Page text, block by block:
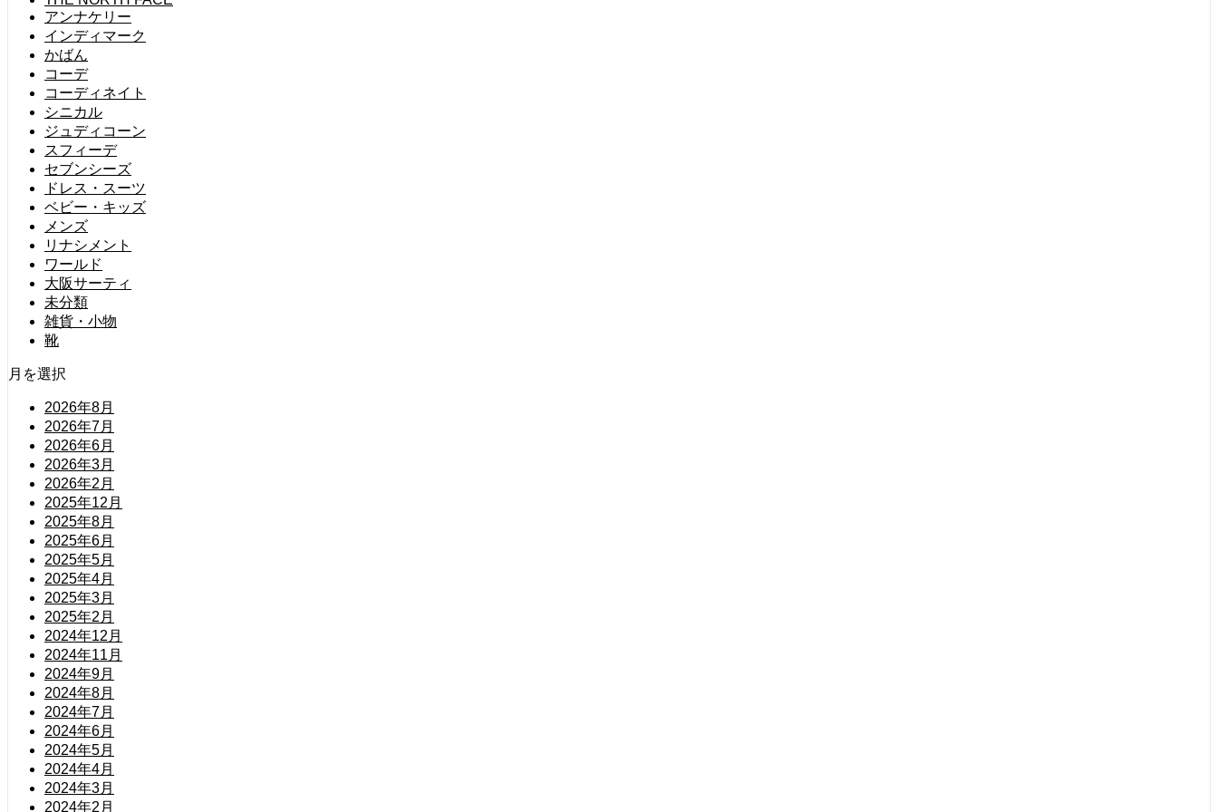
アンナケリー
インディマーク
かばん
コーデ
コーディネイト
シニカル
ジュディコーン
スフィーデ
セブンシーズ
ドレス・スーツ
ベビー・キッズ
メンズ
リナシメント
ワールド
大阪サーティ
未分類
雑貨・小物
靴
月を選択
2026年8月
2026年7月
2026年6月
2026年3月
2026年2月
2025年12月
2025年8月
2025年6月
2025年5月
2025年4月
2025年3月
2025年2月
2024年12月
2024年11月
2024年9月
2024年8月
2024年7月
2024年6月
2024年5月
2024年4月
2024年3月
2024年2月